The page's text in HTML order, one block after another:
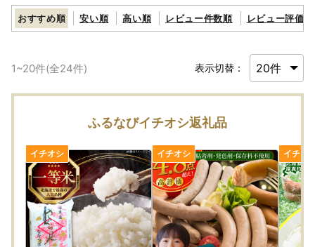
指定対象期間は、令和7年10月1日から令和8年9月30日まで
です。
ふるさと納税サイトを装って画像を無断使用し、割引で販売
しているかのように見せかける偽サイトが多数発見されてい
ます。
厚真町ふるさと納税とは一切関系はございませんので、ご注
【納付書払いをご希望の方へ】
お手元に納付書が到着後、1ヵ月以内にご入金をお願いいた
します。
期限を過ぎますと、お申し込みが自動的に破棄されてしまう
ため、ご注意ください。
納付書は、通常お申し込みから1～2週間程度で郵送されます
おすすめ順 安い順 高い順 レビュー件数順 レビュー評価順
1~20件(全24件) 表示切替：
ふるなびイチオシ返礼品